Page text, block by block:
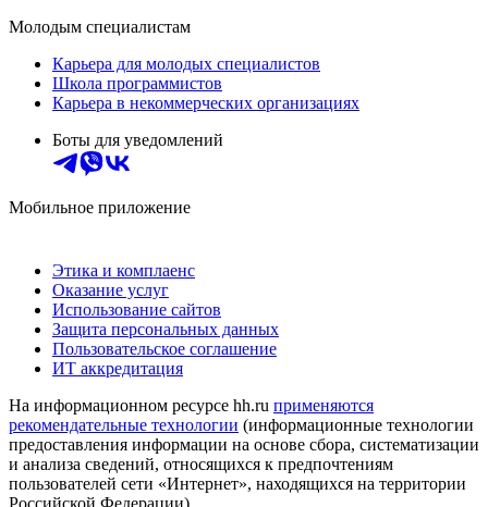
Молодым специалистам
Карьера для молодых специалистов
Школа программистов
Карьера в некоммерческих организациях
Боты для уведомлений
Мобильное приложение
Этика и комплаенс
Оказание услуг
Использование сайтов
Защита персональных данных
Пользовательское соглашение
ИТ аккредитация
На информационном ресурсе hh.ru применяются
рекомендательные технологии (информационные технологии
предоставления информации на основе сбора, систематизации
и анализа сведений, относящихся к предпочтениям
пользователей сети «Интернет», находящихся на территории